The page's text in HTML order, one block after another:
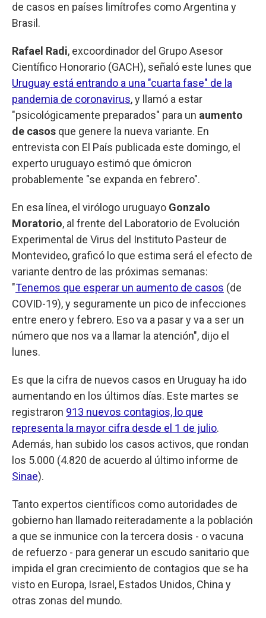
de casos en países limítrofes como Argentina y
Brasil.
Rafael Radi, excoordinador del Grupo Asesor
Científico Honorario (GACH), señaló este lunes que
Uruguay está entrando a una "cuarta fase" de la
pandemia de coronavirus, y llamó a estar
"psicológicamente preparados" para un aumento
de casos que genere la nueva variante. En
entrevista con El País publicada este domingo, el
experto uruguayo estimó que ómicron
probablemente "se expanda en febrero".
En esa línea, el virólogo uruguayo Gonzalo
Moratorio, al frente del Laboratorio de Evolución
Experimental de Virus del Instituto Pasteur de
Montevideo, graficó lo que estima será el efecto de
variante dentro de las próximas semanas:
"Tenemos que esperar un aumento de casos (de
COVID-19), y seguramente un pico de infecciones
entre enero y febrero. Eso va a pasar y va a ser un
número que nos va a llamar la atención", dijo el
lunes.
Es que la cifra de nuevos casos en Uruguay ha ido
aumentando en los últimos días. Este martes se
registraron 913 nuevos contagios, lo que
representa la mayor cifra desde el 1 de julio.
Además, han subido los casos activos, que rondan
los 5.000 (4.820 de acuerdo al último informe de
Sinae).
Tanto expertos científicos como autoridades de
gobierno han llamado reiteradamente a la población
a que se inmunice con la tercera dosis - o vacuna
de refuerzo - para generar un escudo sanitario que
impida el gran crecimiento de contagios que se ha
visto en Europa, Israel, Estados Unidos, China y
otras zonas del mundo.